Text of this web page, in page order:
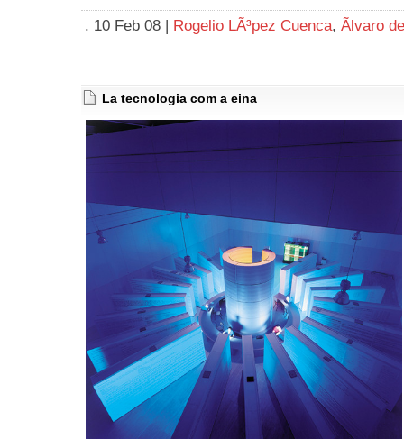
. 10 Feb 08 | Rogelio LÃ³pez Cuenca, Ãlvaro
La tecnologia com a eina